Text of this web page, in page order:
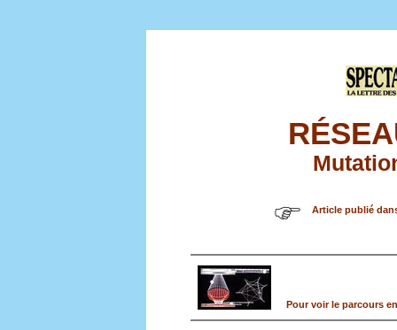
Article publié
Pour voir le parcours